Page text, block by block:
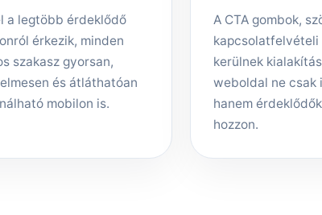
a legtöbb érdeklődő
érkezik, minden
szakasz gyorsan,
és átláthatóan
mobilon is.
A CTA gombok,
kapcsolatfelvételi
kerülnek
weboldal ne csak
hanem
hozzon.